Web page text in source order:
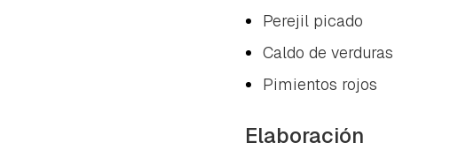
Perejil picado
Caldo de verduras
Pimientos rojos
Elaboración